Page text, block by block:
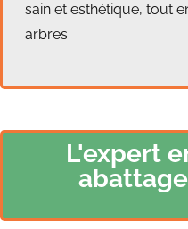
sain et esthétique, tout
arbres.
L'expert